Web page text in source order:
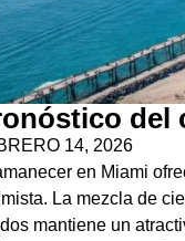
del
14, 2026
en Miami
La mezcla de
mantiene un